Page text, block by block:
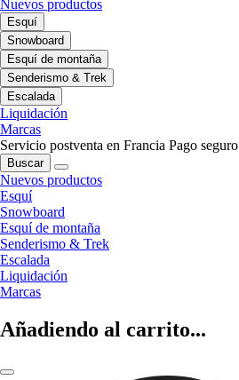
Nuevos productos
Esquí
Snowboard
Esquí de montaña
Senderismo & Trek
Escalada
Liquidación
Marcas
Servicio postventa en Francia Pago seguro
Buscar
Nuevos productos
Esquí
Snowboard
Esquí de montaña
Senderismo & Trek
Escalada
Liquidación
Marcas
Añadiendo al carrito...